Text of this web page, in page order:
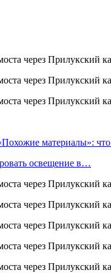
материалы»:
освещение в…